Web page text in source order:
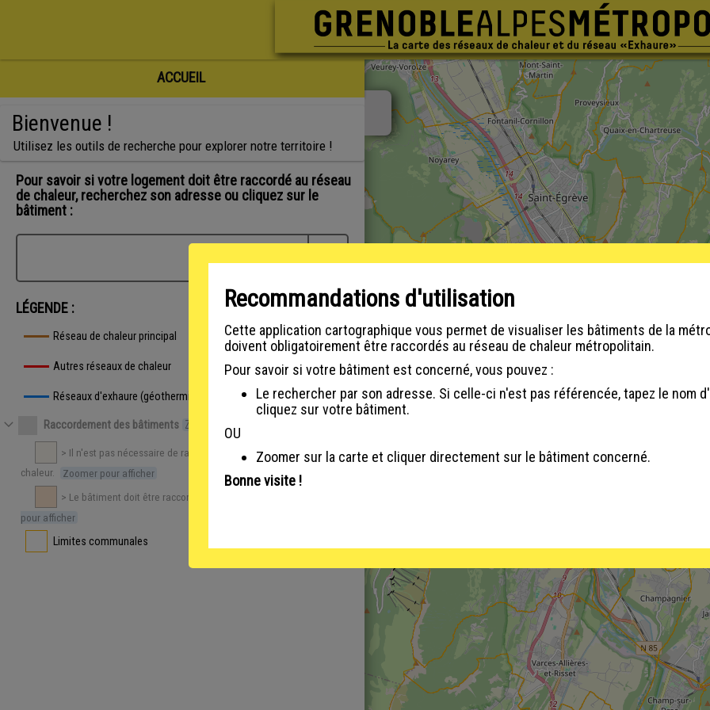
Afficher / masquer le panneau
ACCUEIL
Bienvenue !
Utilisez les outils de recherche pour explorer notre territoire !
Pour savoir si votre logement doit être raccordé au réseau
de chaleur, recherchez son adresse ou cliquez sur le
bâtiment :
Lancer la recherche
LÉGENDE :
Réseau de chaleur principal
Autres réseaux de chaleur
Réseaux d'exhaure (géothermie)
Raccordement des bâtiments Zoomer pour afficher
> Il n'est pas nécessaire de raccorder le bâtiment au réseau de
chaleur.
Zoomer pour afficher
> Le bâtiment doit être raccordé au réseau de chaleur.
pour afficher
Limites communales
Recommandations d'utilisation
Cette application cartographique vous permet de visualiser les bâtiments de la
doivent obligatoirement être raccordés au réseau de chaleur métropolitain.
Pour savoir si votre bâtiment est concerné, vous pouvez :
Le rechercher par son adresse. Si celle-ci n'est pas référencée, tapez le nom
cliquez sur votre bâtiment.
OU
Zoomer sur la carte et cliquer directement sur le bâtiment concerné.
Bonne visite !